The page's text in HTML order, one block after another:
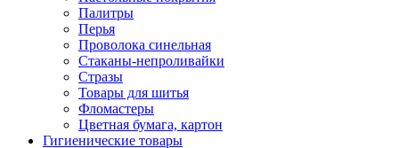
Палитры
Перья
Проволока синельная
Стаканы-непроливайки
Стразы
Товары для шитья
Фломастеры
Цветная бумага, картон
Гигиенические товары